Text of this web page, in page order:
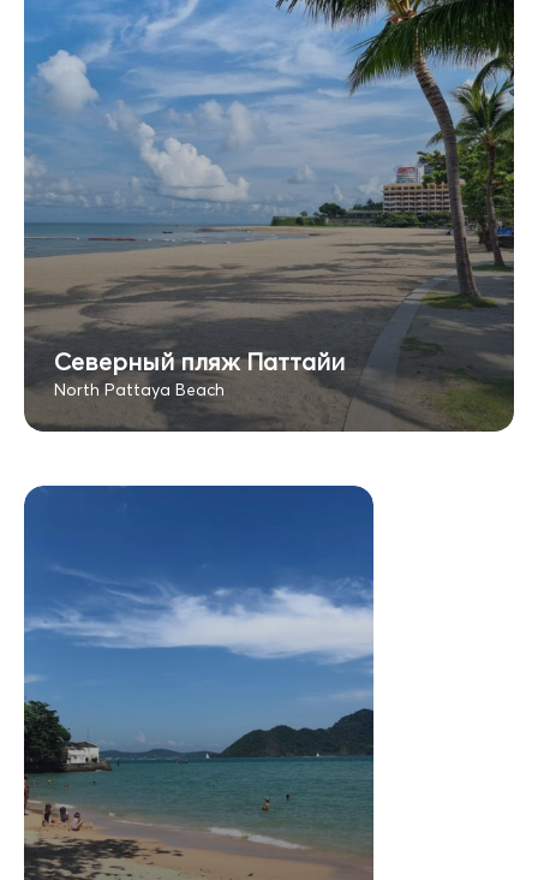
Северный пляж Паттайи
North Pattaya Beach